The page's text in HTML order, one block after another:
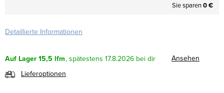
Sie sparen0 €
Detaillierte Informationen
Auf Lager15,5 lfm 17.8.2026
Ansehen
Lieferoptionen